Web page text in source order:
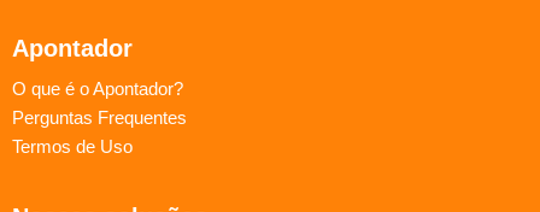
Apontador
O que é o Apontador?
Perguntas Frequentes
Termos de Uso